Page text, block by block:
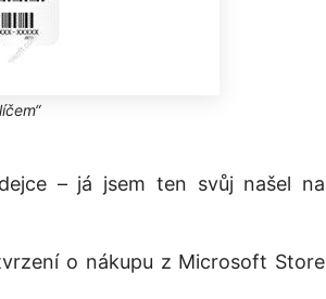
– já jsem ten svůj našel na
o nákupu z Microsoft Store